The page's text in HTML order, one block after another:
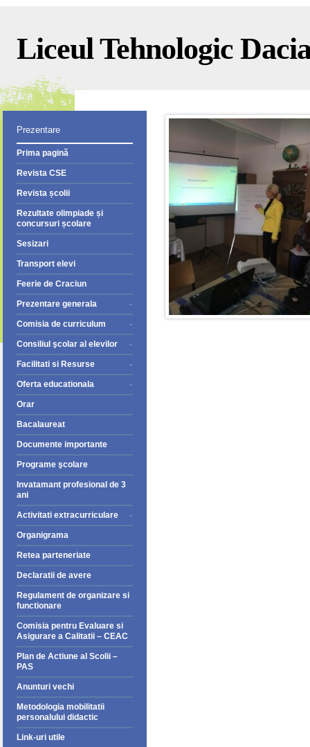
Liceul Tehnologic
Prezentare
Prima pagină
Revista CSE
Revista școlii
Rezultate olimpiade și
concursuri școlare
Sesizari
Transport elevi
Feerie de Craciun
Prezentare generala
Comisia de curriculum
Consiliul şcolar al elevilor
Facilitati si Resurse
Oferta educationala
Orar
Bacalaureat
Documente importante
Programe şcolare
Invatamant profesional de 3
ani
Activitati extracurriculare
Organigrama
Retea parteneriate
Declaratii de avere
Regulament de organizare si
functionare
Comisia pentru Evaluare si
Asigurare a Calitatii – CEAC
Plan de Actiune al Scolii –
PAS
Anunturi vechi
Metodologia mobilitatii
personalului didactic
Link-uri utile